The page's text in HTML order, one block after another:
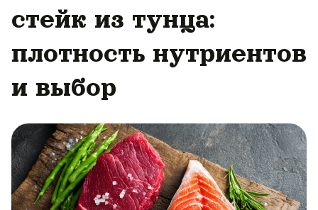
стейк из тунца:
плотность нутриентов
и выбор